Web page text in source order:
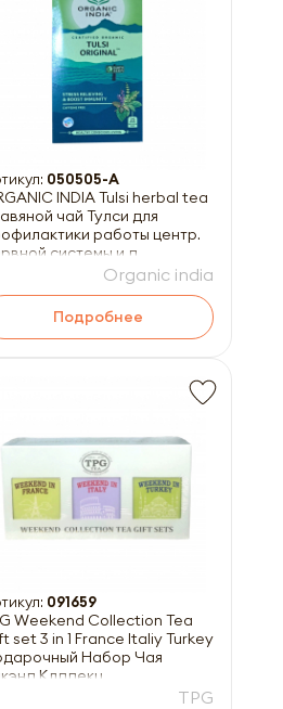
050505-A
INDIA Tulsi herbal tea
чай Тулси для
работы центр.
системы и д
Organic india
Подробнее
091659
Weekend Collection Tea
set 3 in 1 France Italiy Turkey
Набор Чая
Клддекц
TPG